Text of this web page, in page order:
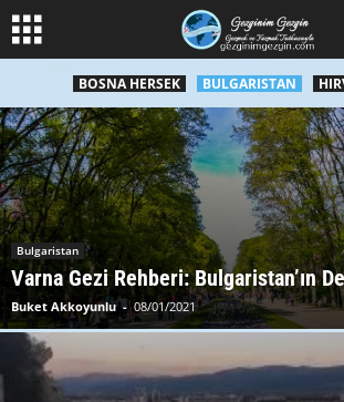
BOSNA HERSEK BULGARISTAN
Bulgaristan
Varna Gezi Rehberi: Bulgaristan’ın
Buket Akkoyunlu - 08/01/2021